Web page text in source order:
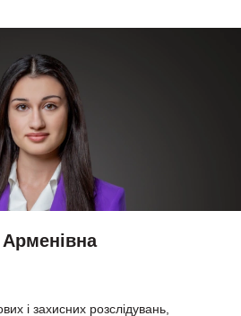
і захисних розслідувань,